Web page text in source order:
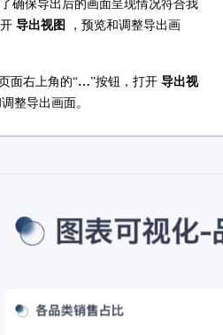
确保导出后的画面呈现情况符合我
导出视图
，预览和调整导出画
面右上角的“…”按钮，打开 导出视
整导出画面。